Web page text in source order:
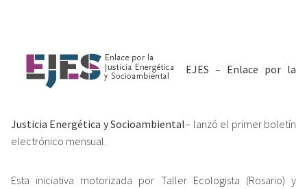
EJES – Enlace por la
Justicia Energética y Socioambiental– lanzó el primer boletín
electrónico mensual.
Esta iniciativa motorizada por Taller Ecologista (Rosario) y